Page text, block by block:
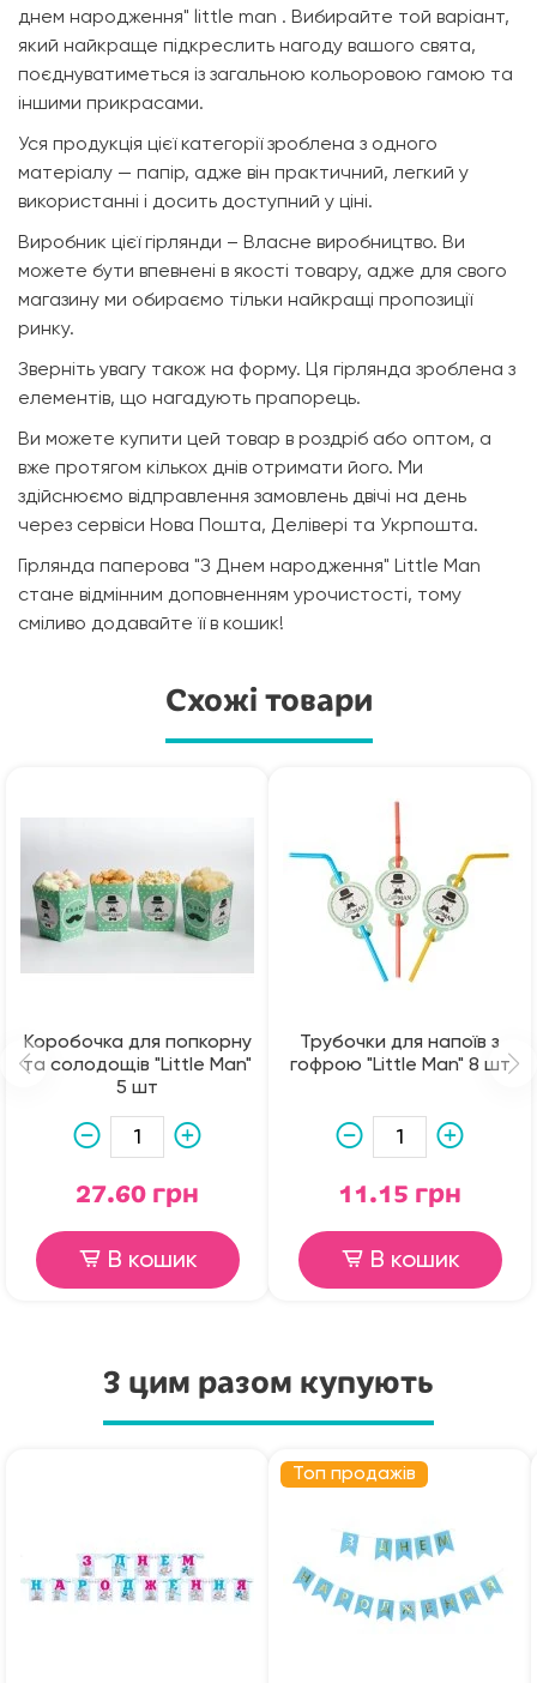
днем народження" little man . Вибирайте той варіант,
який найкраще підкреслить нагоду вашого свята,
поєднуватиметься із загальною кольоровою гамою та
іншими прикрасами.
Уся продукція цієї категорії зроблена з одного
матеріалу — папір, адже він практичний, легкий у
використанні і досить доступний у ціні.
Виробник цієї гірлянди – Власне виробництво. Ви
можете бути впевнені в якості товару, адже для свого
магазину ми обираємо тільки найкращі пропозиції
ринку.
Зверніть увагу також на форму. Ця гірлянда зроблена з
елементів, що нагадують прапорець.
Ви можете купити цей товар в роздріб або оптом, а
вже протягом кількох днів отримати його. Ми
здійснюємо відправлення замовлень двічі на день
через сервіси Нова Пошта, Делівері та Укрпошта.
Гірлянда паперова "З Днем народження" Little Man
стане відмінним доповненням урочистості, тому
сміливо додавайте її в кошик!
Схожі товари
Коробочка для попкорну
та солодощів "Little Man"
5 шт
27.60 грн
В кошик
Трубочки для напоїв з
гофрою "Little Man" 8 шт
11.15 грн
В кошик
З цим разом купують
Топ продажів